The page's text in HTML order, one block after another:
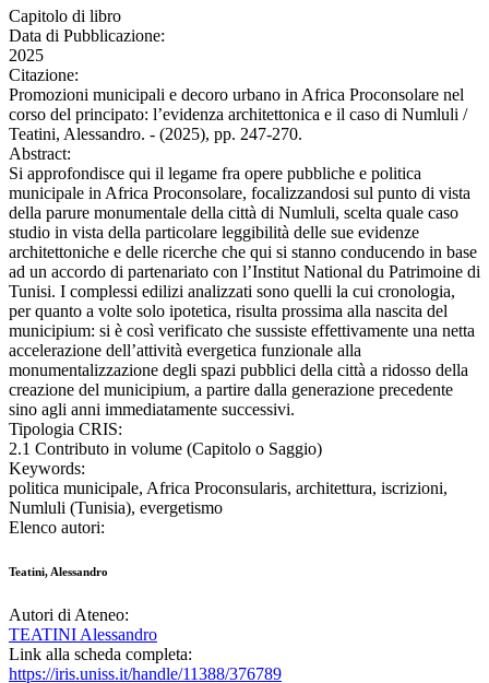
Capitolo di libro
Data di Pubblicazione:
2025
Citazione:
Promozioni municipali e decoro urbano in Africa Proconsolare nel
corso del principato: l’evidenza architettonica e il caso di Numluli /
Teatini, Alessandro. - (2025), pp. 247-270.
Abstract:
Si approfondisce qui il legame fra opere pubbliche e politica
municipale in Africa Proconsolare, focalizzandosi sul punto di vista
della parure monumentale della città di Numluli, scelta quale caso
studio in vista della particolare leggibilità delle sue evidenze
architettoniche e delle ricerche che qui si stanno conducendo in base
ad un accordo di partenariato con l’Institut National du Patrimoine di
Tunisi. I complessi edilizi analizzati sono quelli la cui cronologia,
per quanto a volte solo ipotetica, risulta prossima alla nascita del
municipium: si è così verificato che sussiste effettivamente una netta
accelerazione dell’attività evergetica funzionale alla
monumentalizzazione degli spazi pubblici della città a ridosso della
creazione del municipium, a partire dalla generazione precedente
sino agli anni immediatamente successivi.
Tipologia CRIS:
2.1 Contributo in volume (Capitolo o Saggio)
Keywords:
politica municipale, Africa Proconsularis, architettura, iscrizioni,
Numluli (Tunisia), evergetismo
Elenco autori:
Teatini, Alessandro
Autori di Ateneo:
TEATINI Alessandro
Link alla scheda completa:
https://iris.uniss.it/handle/11388/376789